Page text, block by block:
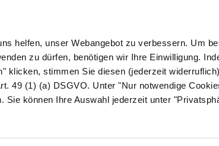
helfen, unser Webangebot zu verbessern. Um
zu dürfen, benötigen wir Ihre Einwilligung.
klicken, stimmen Sie diesen (jederzeit
49 (1) (a) DSGVO. Unter "Nur notwendige
Sie können Ihre Auswahl jederzeit unter
Eltern & Kind Gesund